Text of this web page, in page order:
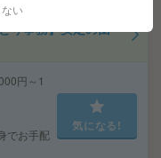
り事務】安定の団
円～1
でお手配
気になる!
い